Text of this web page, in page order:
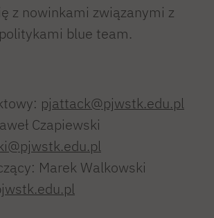
z nowinkami związanymi z
blue team.
pjattack@pjwstk.edu.pl
Czapiewski
Marek Walkowski